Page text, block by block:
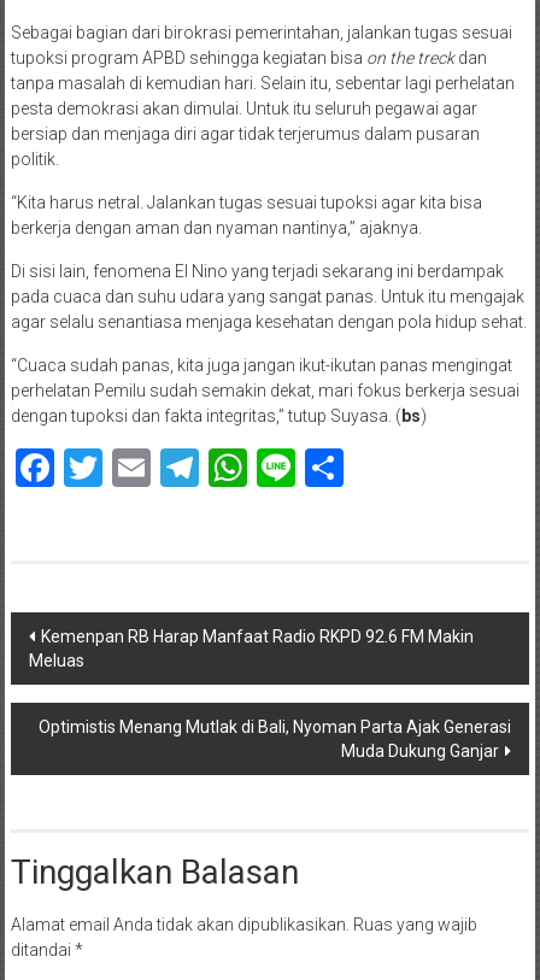
Sebagai bagian dari birokrasi pemerintahan, jalankan tugas sesuai
tupoksi program APBD sehingga kegiatan bisa on the treckdan
tanpa masalah di kemudian hari. Selain itu, sebentar lagi perhelatan
pesta demokrasi akan dimulai. Untuk itu seluruh pegawai agar
bersiap dan menjaga diri agar tidak terjerumus dalam pusaran
politik.
“Kita harus netral. Jalankan tugas sesuai tupoksi agar kita bisa
berkerja dengan aman dan nyaman nantinya,” ajaknya.
Di sisi lain, fenomena El Nino yang terjadi sekarang ini berdampak
pada cuaca dan suhu udara yang sangat panas. Untuk itu mengajak
agar selalu senantiasa menjaga kesehatan dengan pola hidup sehat.
“Cuaca sudah panas, kita juga jangan ikut-ikutan panas mengingat
perhelatan Pemilu sudah semakin dekat, mari fokus berkerja sesuai
dengan tupoksi dan fakta integritas,” tutup Suyasa. ( bs)
Facebook
Twitter
EmailTelegram
WhatsApp
LineShare
Navigasi
pos
Kemenpan RB Harap Manfaat Radio RKPD 92.6 FM Makin
Meluas
Optimistis Menang Mutlak di Bali, Nyoman Parta Ajak Generasi
Muda Dukung Ganjar
Tinggalkan Balasan
Alamat email Anda tidak akan dipublikasikan. Ruas yang wajib
ditandai *